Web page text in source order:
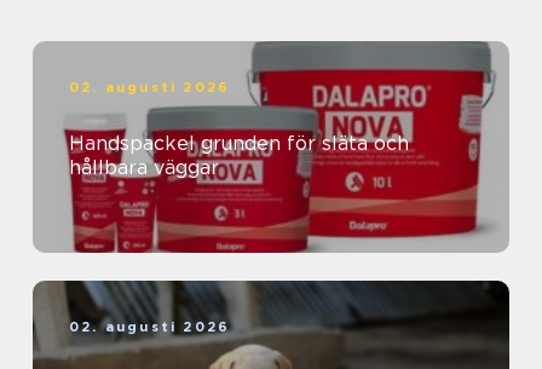
02. augusti 2026
Handspackel grunden för släta och
hållbara väggar
02. augusti 2026